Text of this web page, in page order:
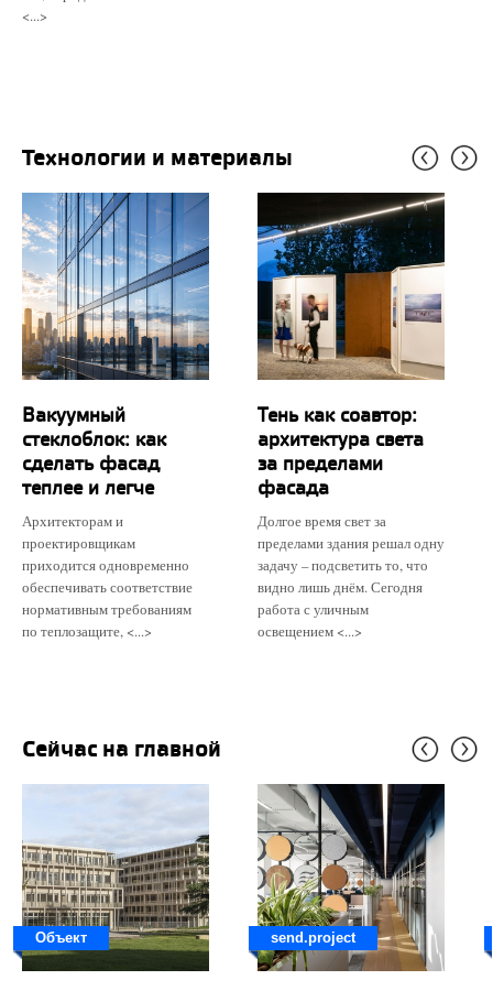
<...>
Технологии и материалы
Вакуумный
стеклоблок: как
сделать фасад
теплее и легче
Архитекторам и
проектировщикам
приходится одновременно
обеспечивать соответствие
нормативным требованиям
по теплозащите, <...>
Тень как соавтор:
архитектура света
за пределами
фасада
Долгое время свет за
пределами здания решал одну
задачу – подсветить то, что
видно лишь днём. Сегодня
работа с уличным
освещением <...>
Сейчас на главной
Объект send.project